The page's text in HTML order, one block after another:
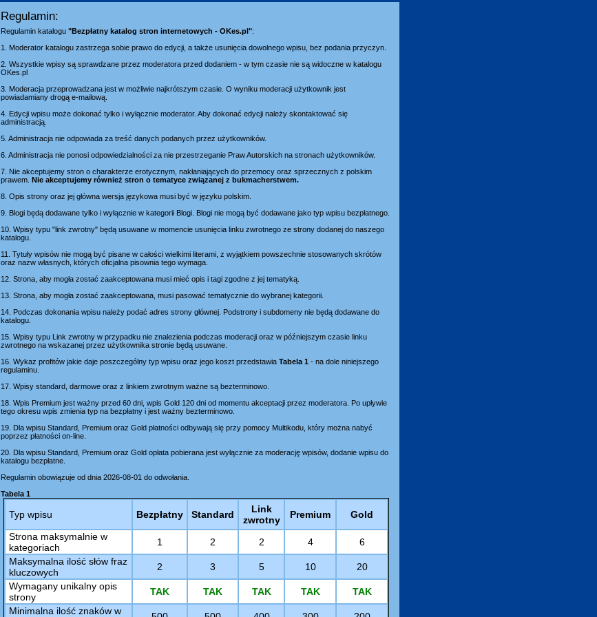
Regulamin:
Regulamin katalogu "Bezpłatny katalog stron internetowych - OKes.pl":
1. Moderator katalogu zastrzega sobie prawo do edycji, a także usunięcia dowolnego wpisu, bez podania przyczyn.
2. Wszystkie wpisy są sprawdzane przez moderatora przed dodaniem - w tym czasie nie są widoczne w katalogu
OKes.pl
3. Moderacja przeprowadzana jest w możliwie najkrótszym czasie. O wyniku moderacji użytkownik jest
powiadamiany drogą e-mailową.
4. Edycji wpisu może dokonać tylko i wyłącznie moderator. Aby dokonać edycji należy skontaktować się
administracją.
5. Administracja nie odpowiada za treść danych podanych przez użytkowników.
6. Administracja nie ponosi odpowiedzialności za nie przestrzeganie Praw Autorskich na stronach użytkowników.
7. Nie akceptujemy stron o charakterze erotycznym, nakłaniających do przemocy oraz sprzecznych z polskim
prawem. Nie akceptujemy również stron o tematyce związanej z bukmacherstwem.
8. Opis strony oraz jej główna wersja językowa musi być w języku polskim.
9. Blogi będą dodawane tylko i wyłącznie w kategorii Blogi. Blogi nie mogą być dodawane jako typ wpisu bezpłatnego.
10. Wpisy typu "link zwrotny" będą usuwane w momencie usunięcia linku zwrotnego ze strony dodanej do naszego
katalogu.
11. Tytuły wpisów nie mogą być pisane w całości wielkimi literami, z wyjątkiem powszechnie stosowanych skrótów
oraz nazw własnych, których oficjalna pisownia tego wymaga.
12. Strona, aby mogła zostać zaakceptowana musi mieć opis i tagi zgodne z jej tematyką.
13. Strona, aby mogła zostać zaakceptowana, musi pasować tematycznie do wybranej kategorii.
14. Podczas dokonania wpisu należy podać adres strony głównej. Podstrony i subdomeny nie będą dodawane do
katalogu.
15. Wpisy typu Link zwrotny w przypadku nie znalezienia podczas moderacji oraz w późniejszym czasie linku
zwrotnego na wskazanej przez użytkownika stronie będą usuwane.
16. Wykaz profitów jakie daje poszczególny typ wpisu oraz jego koszt przedstawia Tabela 1 - na dole niniejszego
regulaminu.
17. Wpisy standard, darmowe oraz z linkiem zwrotnym ważne są bezterminowo.
18. Wpis Premium jest ważny przed 60 dni, wpis Gold 120 dni od momentu akceptacji przez moderatora. Po upływie
tego okresu wpis zmienia typ na bezpłatny i jest ważny bezterminowo.
19. Dla wpisu Standard, Premium oraz Gold płatności odbywają się przy pomocy Multikodu, który można nabyć
poprzez płatności on-line.
20. Dla wpisu Standard, Premium oraz Gold opłata pobierana jest wyłącznie za moderację wpisów, dodanie wpisu do
katalogu bezpłatne.
Regulamin obowiązuje od dnia 2026-08-01 do odwołania.
Tabela 1
Typ wpisu Bezpłatny Standard
Link
zwrotny
Premium
Gold
Strona maksymalnie w
kategoriach
1 2 2 4
6
Maksymalna ilość słów fraz
kluczowych
2 3 5 10
20
Wymagany unikalny opis
strony
TAK TAK TAK TAK
TAK
Minimalna ilość znaków w